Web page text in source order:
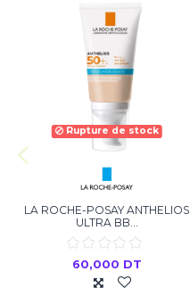
Rupture de stock
LA ROCHE-POSAY ANTHELIOS
ULTRA BB...
60,000 DT